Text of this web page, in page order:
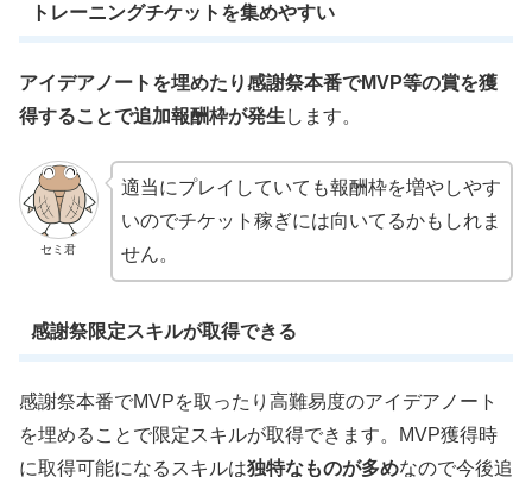
トレーニングチケットを集めやすい
アイデアノートを埋めたり感謝祭本番でMVP等の賞を獲
得することで追加報酬枠が発生 します。
セミ君
適当にプレイしていても報酬枠を増やしやす
いのでチケット稼ぎには向いてるかもしれま
せん。
感謝祭限定スキルが取得できる
感謝祭本番でMVPを取ったり高難易度のアイデアノート
を埋めることで限定スキルが取得できます。MVP獲得時
に取得可能になるスキルは独特なものが多めなので今後追